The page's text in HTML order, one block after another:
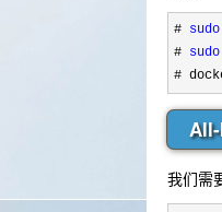
# sudo
# sudo
#
我们需